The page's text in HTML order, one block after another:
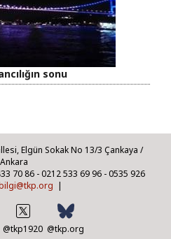
sonu
Elgün Sokak No 13/3 Çankaya /
Ankara
70 86 - 0212 533 69 96 - 0535 926
|
@tkp1920 @tkp.org